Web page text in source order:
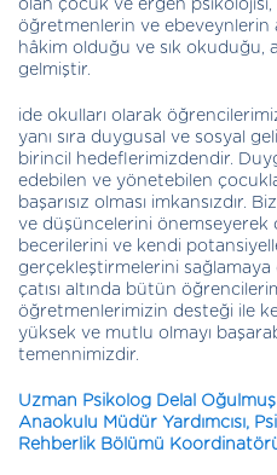
olan çocuk ve ergen
öğretmenlerin ve ebeveynlerin
hâkim olduğu ve sık okuduğu,
gelmiştir.
ide okulları olarak
yanı sıra duygusal ve sosyal
birincil hedeflerimizdendir.
edebilen ve yönetebilen
başarısız olması imkansızdır.
ve düşüncelerini önemseyerek
becerilerini ve kendi
gerçekleştirmelerini sağlamaya
çatısı altında bütün
öğretmenlerimizin desteği ile
yüksek ve mutlu olmayı
temennimizdir.
Uzman Psikolog Delal Oğulmuş
Anaokulu Müdür Yardımcısı,
Rehberlik Bölümü